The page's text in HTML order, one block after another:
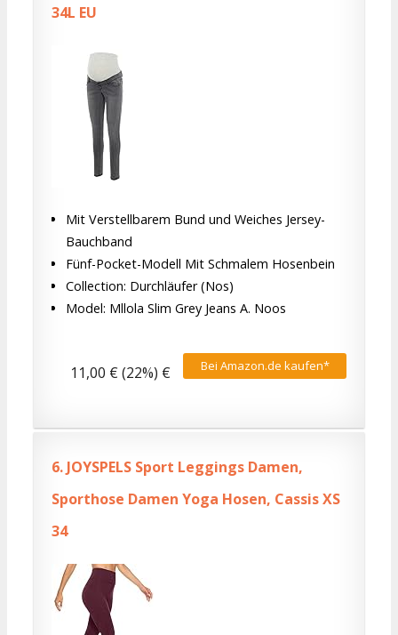
34L EU
Mit Verstellbarem Bund und Weiches Jersey-
Bauchband
Fünf-Pocket-Modell Mit Schmalem Hosenbein
Collection: Durchläufer (Nos)
Model: Mllola Slim Grey Jeans A. Noos
Bei Amazon.de kaufen*
11,00 € (22%) €
6. JOYSPELS Sport Leggings Damen,
Sporthose Damen Yoga Hosen, Cassis XS
34